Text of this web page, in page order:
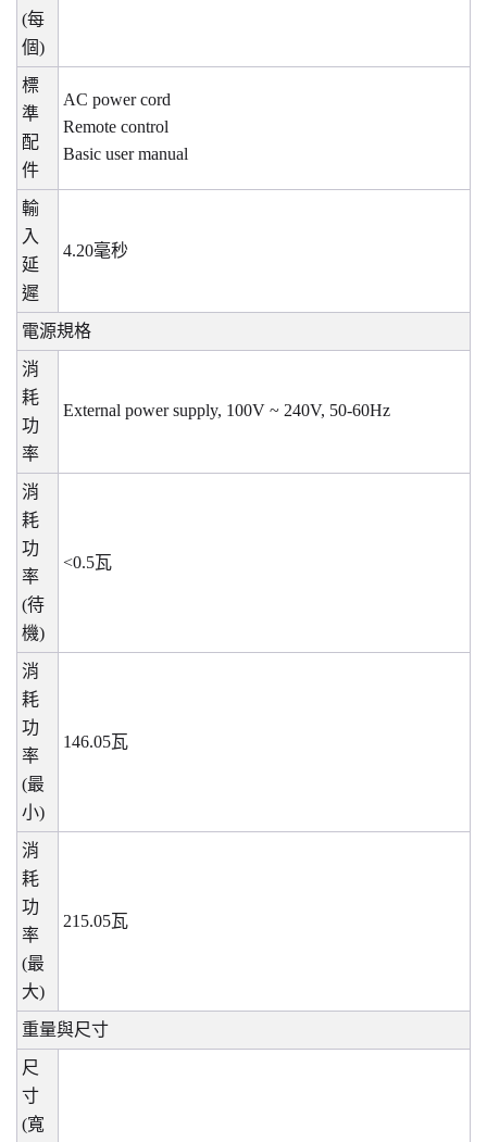
(每
個)
標
準
配
件
AC power cord
Remote control
Basic user manual
輸
入
延
遲
4.20毫秒
電源規格
消
耗
功
率
External power supply, 100V ~ 240V, 50-60Hz
消
耗
功
率
(待
機)
<0.5瓦
消
耗
功
率
(最
小)
146.05瓦
消
耗
功
率
(最
大)
215.05瓦
重量與尺寸
尺
寸
(寬